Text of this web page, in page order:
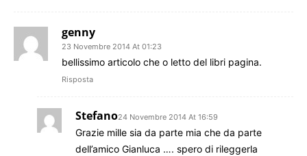
genny
23 Novembre 2014 At 01:23
bellissimo articolo che o letto del libri pagina.
Risposta
Stefano24 Novembre 2014 At 16:59
Grazie mille sia da parte mia che da parte
dell’amico Gianluca …. spero di rileggerla